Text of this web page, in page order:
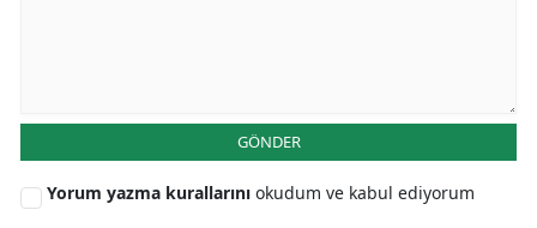
GÖNDER
Yorum yazma kurallarını okudum ve kabul ediyorum